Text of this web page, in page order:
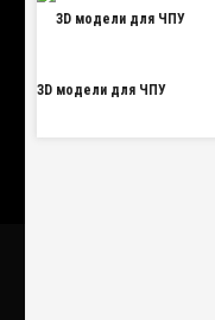
3D модели для ЧПУ